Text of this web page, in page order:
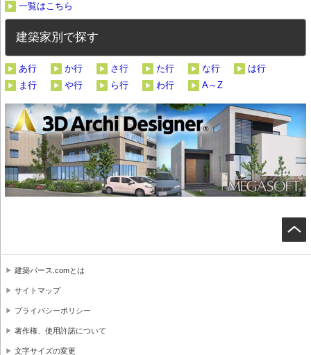
一覧はこちら
建築家別で探す
あ行 か行 さ行 た行 な行
は行
ま行
や行 ら行 わ行 A～Z
建築パース.comとは
サイトマップ
プライバシーポリシー
著作権、使用許諾について
文字サイズの変更